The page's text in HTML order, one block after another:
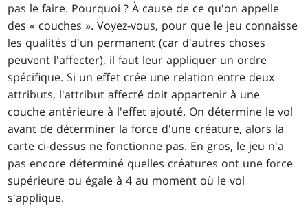
pas le faire. Pourquoi ? À cause de ce qu'on appelle
des « couches ». Voyez-vous, pour que le jeu connaisse
les qualités d'un permanent (car d'autres choses
peuvent l'affecter), il faut leur appliquer un ordre
spécifique. Si un effet crée une relation entre deux
attributs, l'attribut affecté doit appartenir à une
couche antérieure à l'effet ajouté. On détermine le vol
avant de déterminer la force d'une créature, alors la
carte ci-dessus ne fonctionne pas. En gros, le jeu n'a
pas encore déterminé quelles créatures ont une force
supérieure ou égale à 4 au moment où le vol
s'applique.